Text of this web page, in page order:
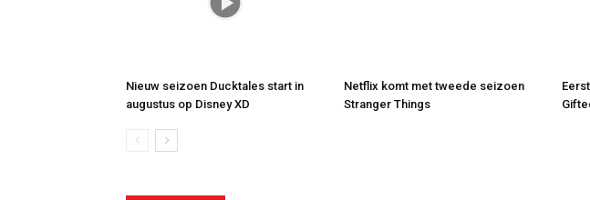
Nieuw seizoen Ducktales start in
augustus op Disney XD
Netflix komt met tweede seizoen
Stranger Things